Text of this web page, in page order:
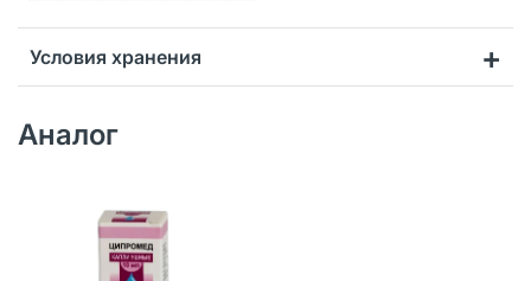
Условия хранения
Аналог